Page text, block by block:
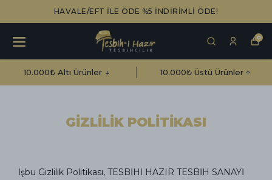
HAVALE/EFT İLE ÖDE %5 İNDİRİMLİ ÖDE!
0
10.000₺ Altı Ürünler ↓ 10.000₺ Üstü Ürünler ↑
GİZLİLİK POLİTİKASI
İşbu Gizlilik Politikası, TESBİHİ HAZIR TESBİH SANAYİ